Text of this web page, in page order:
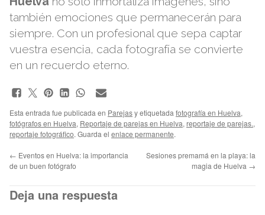
también emociones que permanecerán para
siempre. Con un profesional que sepa captar
vuestra esencia, cada fotografía se convierte
en un recuerdo eterno.
Esta entrada fue publicada en Parejasy etiquetada fotografía en Huelva,
fotógrafos en Huelva, Reportaje de parejas en Huelva, reportaje de parejas.,
reportaje fotográfico. Guarda el enlace permanente.
← Eventos en Huelva: la importancia
de un buen fotógrafo
Sesiones premamá en la playa: la
magia de Huelva →
Deja una respuesta